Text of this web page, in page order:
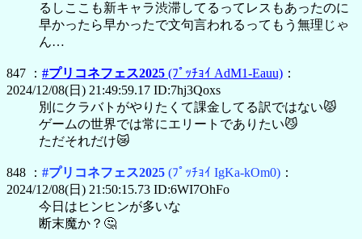
るしここも新キャラ渋滞してるってレスもあったのに
早かったら早かったで文句言われるってもう無理じゃ
ん…
847 ： #プリコネフェス2025 (ﾌﾟｯﾁｮｲ AdM1-Eauu) ：
2024/12/08(日) 21:49:59.17 ID:7hj3Qoxs
別にクラバトがやりたくて課金してる訳ではない😾
ゲームの世界では常にエリートでありたい😼
ただそれだけ😿
848 ： #プリコネフェス2025 (ﾌﾟｯﾁｮｲ IgKa-kOm0) ：
2024/12/08(日) 21:50:15.73 ID:6WI7OhFo
今日はヒンヒンが多いな
断末魔か？🤔